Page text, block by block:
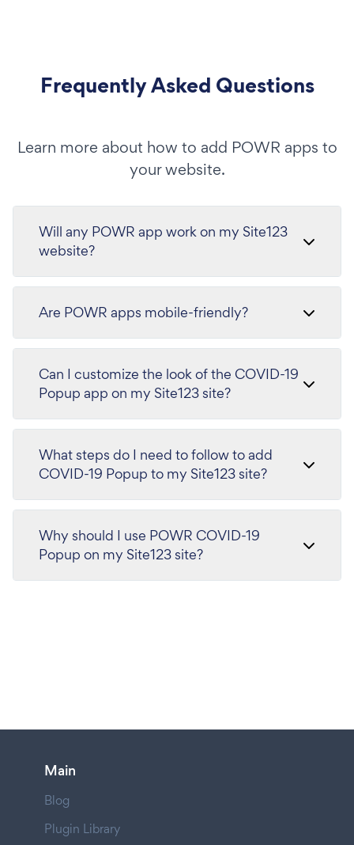
Frequently Asked Questions
Learn more about how to add POWR apps to
your website.
Will any POWR app work on my Site123
website?
Are POWR apps mobile-friendly?
Can I customize the look of the COVID-19
Popup app on my Site123 site?
What steps do I need to follow to add
COVID-19 Popup to my Site123 site?
Why should I use POWR COVID-19
Popup on my Site123 site?
Main
Blog
Plugin Library